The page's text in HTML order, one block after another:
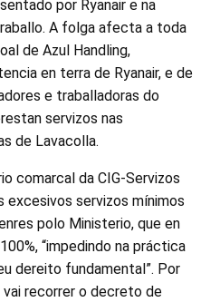
por Ryanair e na
A folga afecta a toda
de Azul Handling,
en terra de Ryanair, e de
e traballadoras do
servizos nas
de Lavacolla.
comarcal da CIG-Servizos
excesivos servizos mínimos
polo Ministerio, que en
“impedindo na práctica
dereito fundamental”. Por
vai recorrer o decreto de